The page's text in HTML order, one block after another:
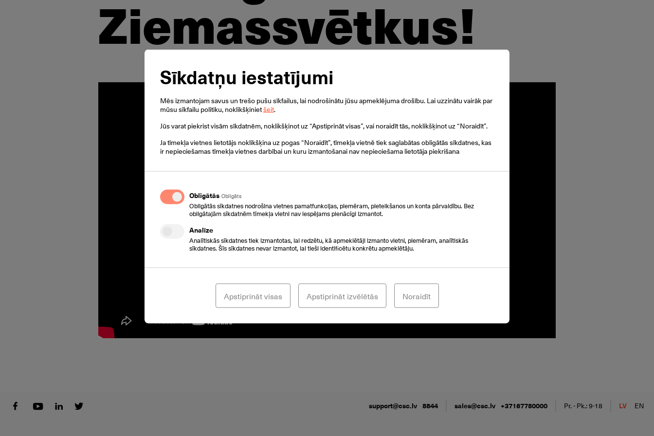
Ziemassvētkus!
support@csc.lv 8844 sales@csc.lv +37167780000 Pr. - Pk.: 9-18 LV EN
Sīkdatņu iestatījumi
Mēs izmantojam savus un trešo pušu sīkfailus, lai nodrošinātu jūsu apmeklējuma drošību. Lai uzzinātu vairāk par
mūsu sīkfailu politiku, noklikšķinietšeit.
Jūs varat piekrist visām sīkdatnēm, noklikšķinot uz “Apstiprināt visas”, vai noraidīt tās, noklikšķinot uz “Noraidīt”.
Ja tīmekļa vietnes lietotājs noklikšķina uz pogas “Noraidīt”, tīmekļa vietnē tiek saglabātas obligātās sīkdatnes, kas
ir nepieciešamas tīmekļa vietnes darbībai un kuru izmantošanai nav nepieciešama lietotāja piekrišana
Obligātās Obligāts
Obligātās sīkdatnes nodrošina vietnes pamatfunkcijas, piemēram, pieteikšanos un konta pārvaldību. Bez
obligātajām sīkdatnēm tīmekļa vietni nav iespējams pienācīgi izmantot.
Analīze
Analītiskās sīkdatnes tiek izmantotas, lai redzētu, kā apmeklētāji izmanto vietni, piemēram, analītiskās
sīkdatnes. Šīs sīkdatnes nevar izmantot, lai tieši identificētu konkrētu apmeklētāju.
Noraidīt
Apstiprināt izvēlētās
Apstiprināt visas